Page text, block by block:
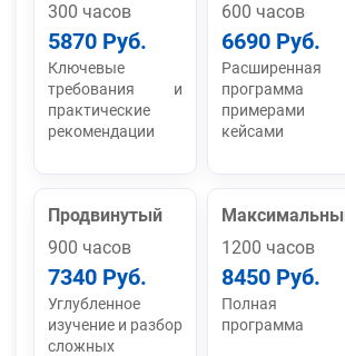
300 часов
5870 Руб.
Ключевые
требования и
практические
рекомендации
600 часов
6690 Руб.
Расширенная
программа
примерами
кейсами
Продвинутый
900 часов
7340 Руб.
Углубленное
изучение и разбор
сложных
1200 часов
8450 Руб.
Полная
программа